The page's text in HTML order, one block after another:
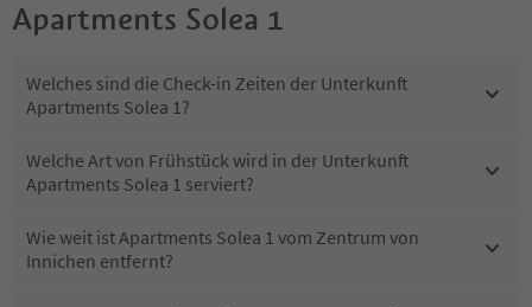
Apartments Solea 1
Welches sind die Check-in Zeiten der Unterkunft
Apartments Solea 1?
Welche Art von Frühstück wird in der Unterkunft
Apartments Solea 1 serviert?
Wie weit ist Apartments Solea 1 vom Zentrum von
Innichen entfernt?